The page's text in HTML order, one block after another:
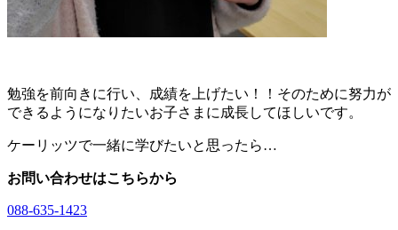
勉強を前向きに行い、成績を上げたい！！そのために努力が
できるようになりたいお子さまに成長してほしいです。
ケーリッツで一緒に学びたいと思ったら…
お問い合わせはこちらから
088-635-1423